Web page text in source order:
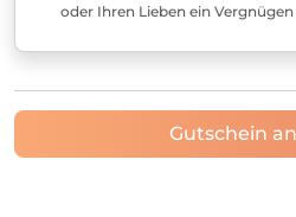
oder Ihren Lieben ein
Gutschein